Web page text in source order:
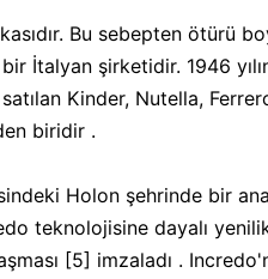
Bu sebepten ötürü
İtalyan şirketidir. 1946
Kinder, Nutella,
biridir .
Holon şehrinde bir
teknolojisine dayalı
[5] imzaladı .